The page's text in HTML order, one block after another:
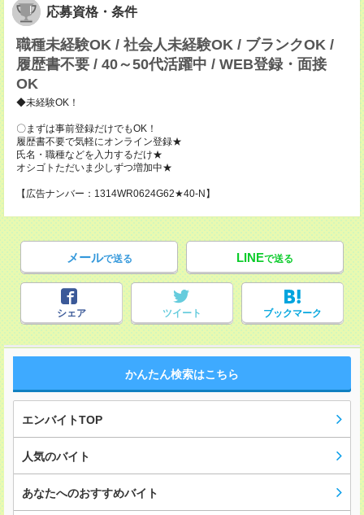
応募資格・条件
職種未経験OK / 社会人未経験OK / ブランクOK /
履歴書不要 / 40～50代活躍中 / WEB登録・面接
OK
◆未経験OK！
〇まずは事前登録だけでもOK！
履歴書不要で気軽にオンライン登録★
氏名・職種などを入力するだけ★
オシゴトただいま少しずつ増加中★
【広告ナンバー：1314WR0624G62★40-N】
メールで送る LINEで送る
シェア ツイート ブックマーク
かんたん検索はこちら
エンバイトTOP
人気のバイト
あなたへのおすすめバイト